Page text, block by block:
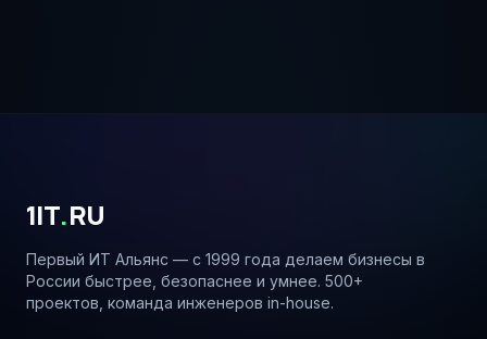
1IT.RU
Первый ИТ Альянс — с 1999 года делаем бизнесы в
России быстрее, безопаснее и умнее. 500+
проектов, команда инженеров in-house.